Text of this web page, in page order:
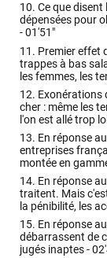
10. Ce que
dépensées pour
-01'51"
11. Premier effet
trappes à bas
les femmes, les
12. Exonérations
cher : même les
l'on est allé trop
13. En réponse
entreprises
montée en
14. En réponse
traitent. Mais
la pénibilité, les
15. En réponse
débarrassent de
jugés inaptes -